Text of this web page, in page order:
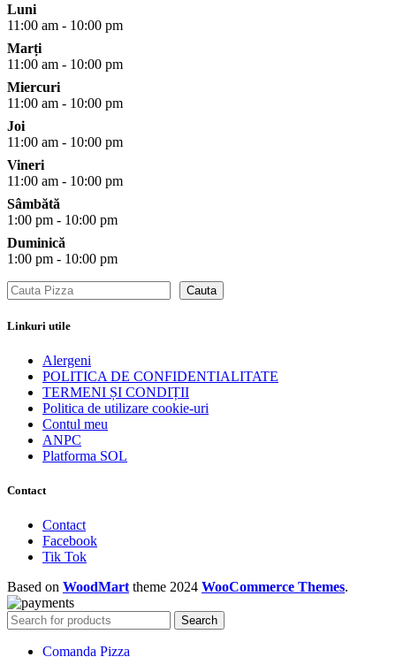
Luni
11:00 am - 10:00 pm
Marți
11:00 am - 10:00 pm
Miercuri
11:00 am - 10:00 pm
Joi
11:00 am - 10:00 pm
Vineri
11:00 am - 10:00 pm
Sâmbătă
1:00 pm - 10:00 pm
Duminică
1:00 pm - 10:00 pm
Caută
Cauta
Linkuri utile
Alergeni
POLITICA DE CONFIDENTIALITATE
TERMENI ȘI CONDIȚII
Politica de utilizare cookie-uri
Contul meu
ANPC
Platforma SOL
Contact
Contact
Facebook
Tik Tok
Based on WoodMarttheme 2024 WooCommerce Themes.
Search
Comanda Pizza